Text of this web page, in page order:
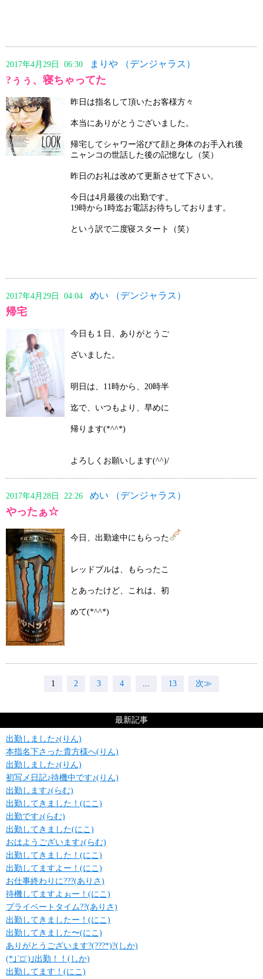
2017年4月29日 06:30 まりや （デンジャラス）
?ぅぅ、寝ちゃってた
昨日は指名して頂いたお客様方々
本当にありがとうございました。
帰宅してシャワー浴びて顔と身体のお手入れ後
ニャンコの世話した後の記憶なし（笑）
昨日のお礼は改めて更新させて下さい。
今日は4月最後の出勤です。
19時から1時迄お電話お待ちしております。
という訳で二度寝スタート（笑）
2017年4月29日 04:04 めい （デンジャラス）
帰宅
今日も１日、ありがとうご
ざいました。
明日は、11時から、20時半
迄で、いつもより、早めに
帰ります(*^^*)
よろしくお願いします(^^)/
2017年4月28日 22:26 めい （デンジャラス）
やったぁ☆
今日、出勤途中にもらった
レッドブルは、もらったこ
とあったけど、これは、初
めて(*^^*)
1 2 3 4 ... 13 次≫
最新記事
出勤しました♪(りん)
本指名下さった貴方様へ(りん)
出勤しました♪(りん)
初写メ日記♪待機中です♪(りん)
出勤します♪(らむ)
出勤してきました！(にこ)
出勤です♪(らむ)
出勤してきました(にこ)
おはようございます♪(らむ)
出勤してきました！(にこ)
出勤してますよー！(にこ)
お仕事終わりに???(ありさ)
待機してますよぉー！(にこ)
プライベートタイム??(ありさ)
出勤してきましたー！(にこ)
出勤してきました〜(にこ)
ありがとうございます?(???*)?(しか)
(*｣´□`)｣出勤！！(しか)
出勤してます！(にこ)